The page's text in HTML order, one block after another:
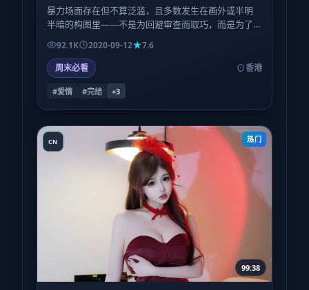
暴力场面存在但不算泛滥，且多数发生在画外或半明
半暗的构图里——不是为回避审查而取巧，而是为了
让观众的想象力参与补完，恐惧反而更深。
92.1K 2020-09-12
7.6
周末必看
香港
#爱情 #完结 +3
CN 热门
99:38